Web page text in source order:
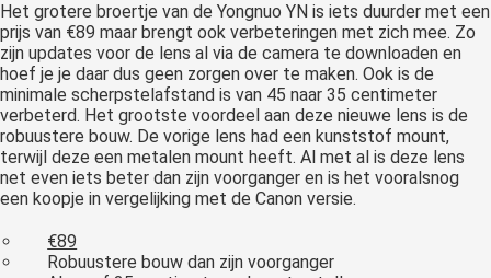
Het grotere broertje van de Yongnuo YN is iets duurder met een
prijs van €89 maar brengt ook verbeteringen met zich mee. Zo
zijn updates voor de lens al via de camera te downloaden en
hoef je je daar dus geen zorgen over te maken. Ook is de
minimale scherpstelafstand is van 45 naar 35 centimeter
verbeterd. Het grootste voordeel aan deze nieuwe lens is de
robuustere bouw. De vorige lens had een kunststof mount,
terwijl deze een metalen mount heeft. Al met al is deze lens
net even iets beter dan zijn voorganger en is het vooralsnog
een koopje in vergelijking met de Canon versie.
€89
Robuustere bouw dan zijn voorganger